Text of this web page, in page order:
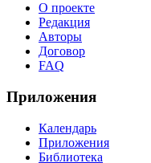
О проекте
Редакция
Авторы
Договор
FAQ
Приложения
Календарь
Приложения
Библиотека